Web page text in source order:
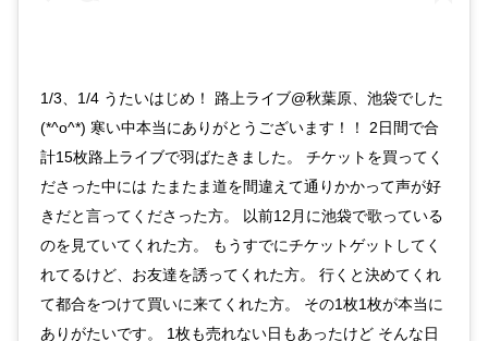
1/3、1/4 うたいはじめ！ 路上ライブ@秋葉原、池袋でした
(*^o^*) 寒い中本当にありがとうございます！！ 2日間で合
計15枚路上ライブで羽ばたきました。 チケットを買ってく
ださった中には たまたま道を間違えて通りかかって声が好
きだと言ってくださった方。 以前12月に池袋で歌っている
のを見ていてくれた方。 もうすでにチケットゲットしてく
れてるけど、お友達を誘ってくれた方。 行くと決めてくれ
て都合をつけて買いに来てくれた方。 その1枚1枚が本当に
ありがたいです。 1枚も売れない日もあったけど そんな日